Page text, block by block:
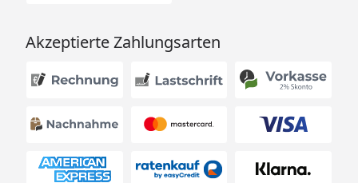
Akzeptierte Zahlungsarten